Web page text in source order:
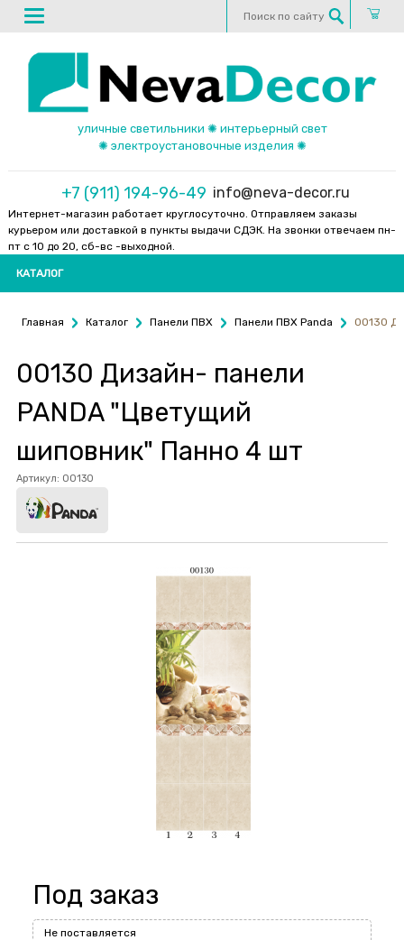
уличные светильники ✺ интерьерный свет
✺ электроустановочные изделия ✺
+7 (911) 194-96-49 info@neva-decor.ru
Интернет-магазин работает круглосуточно. Отправляем заказы
курьером или доставкой в пункты выдачи СДЭК. На звонки отвечаем пн-
пт с 10 до 20, сб-вс -выходной.
КАТАЛОГ
Главная Каталог Панели ПВХ Панели ПВХ Panda 00130
00130 Дизайн- панели
PANDA "Цветущий
шиповник" Панно 4 шт
Артикул: 00130
Под заказ
Не поставляется